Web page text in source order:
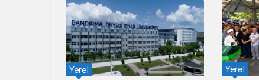
Yerel Yerel